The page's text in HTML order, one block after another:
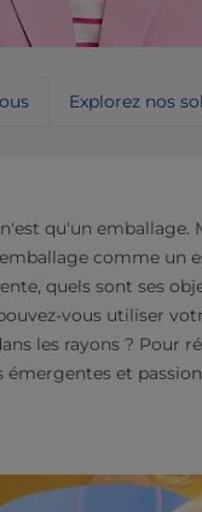
Explorez nos
qu'un emballage.
comme un
quels sont ses
vous utiliser
les rayons ? Pour
émergentes et